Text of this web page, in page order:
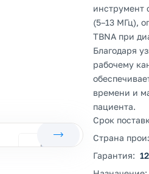
инструмент
(5–13 МГц),
TBNA при
Благодаря
рабочему
времени и
пациента.
Срок
Страна
Гарантия: